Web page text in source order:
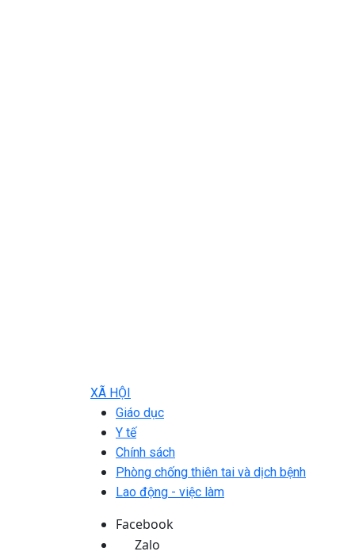
XÃ HỘI
Giáo dục
Y tế
Chính sách
Phòng chống thiên tai và dịch bệnh
Lao động - việc làm
Facebook
Zalo